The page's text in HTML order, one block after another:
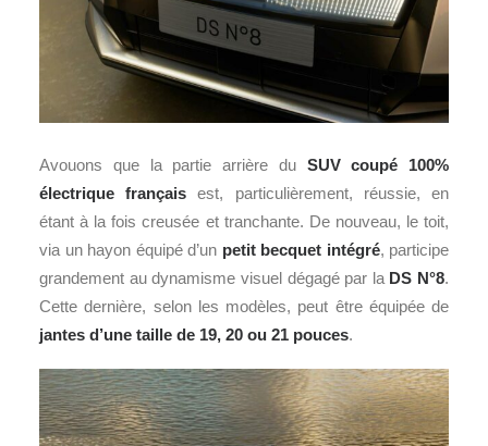
Avouons que la partie arrière du SUV coupé 100%
électrique français est, particulièrement, réussie, en
étant à la fois creusée et tranchante. De nouveau, le toit,
via un hayon équipé d’un petit becquet intégré, participe
grandement au dynamisme visuel dégagé par la DS N°8.
Cette dernière, selon les modèles, peut être équipée de
jantes d’une taille de 19, 20 ou 21 pouces.